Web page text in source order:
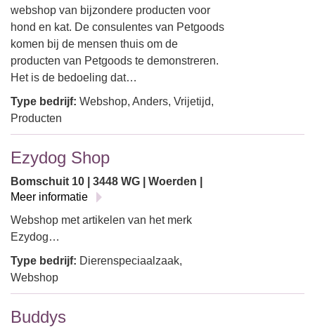
webshop van bijzondere producten voor
hond en kat. De consulentes van Petgoods
komen bij de mensen thuis om de
producten van Petgoods te demonstreren.
Het is de bedoeling dat…
Type bedrijf: Webshop, Anders, Vrijetijd,
Producten
Ezydog Shop
Bomschuit 10 | 3448 WG | Woerden |
Meer informatie
Webshop met artikelen van het merk
Ezydog…
Type bedrijf: Dierenspeciaalzaak,
Webshop
Buddys